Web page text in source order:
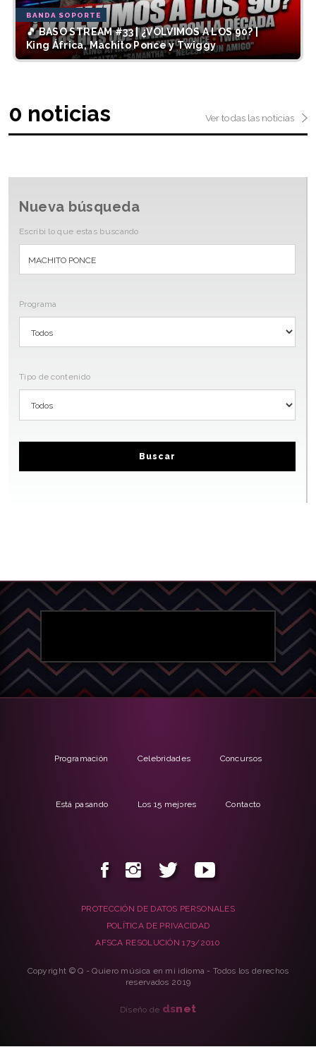
BANDA SOPORTE
🎵 BASO STREAM #33 | ¿VOLVIMOS A LOS 90? |
King África, Machito Ponce y Twiggy
0 noticias Ver todas las noticias
Nueva búsqueda
Escribi lo que estas buscando
Programa
Tipo de contenido
Buscar
Programación Celebridades Concursos
Está pasando Los 15 mejores Contacto
PROTECCIÓN DE DATOS PERSONALES
POLÍTICA DE PRIVACIDAD
AFSCA RESOLUCIÓN 173/2010
Copyright © Q - Quiero música en mi idioma - Todos los derechos
reservados 2019
Diseño de dsnet